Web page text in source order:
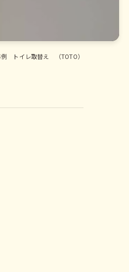
トイレ取替え （TOTO）